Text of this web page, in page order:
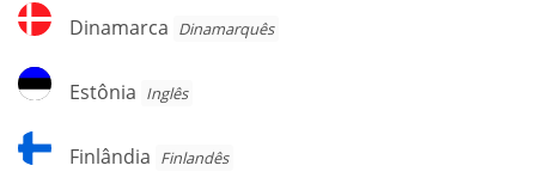
Dinamarca
Dinamarca Dinamarquês
Estônia
Estônia Inglês
Finlândia
Finlândia Finlandês